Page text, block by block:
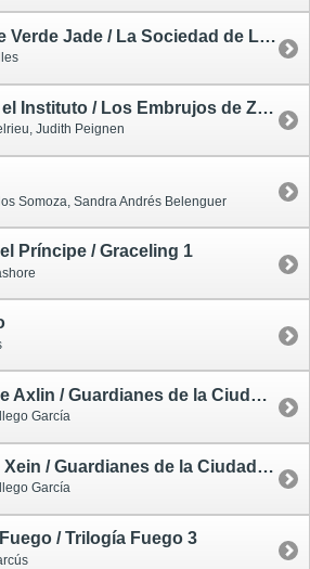
Fantasmas de Verde Jade / La Sociedad de Lundenwich 1
Una Bruja en el Instituto / Los Embrujos de Zora 1 - cómic
Judith Peignen
Somoza, Sandra Andrés Belenguer
Príncipe / Graceling 1
El Bestiario de Axlin / Guardianes de la Ciudadela 1 - tapa blanda
García
El Secreto de Xein / Guardianes de la Ciudadela 2 - tapa blanda
García
/ Trilogía Fuego 3